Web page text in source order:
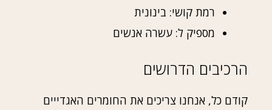
רמת קושי: בינונית
מספיק ל: עשרה אנשים
הרכיבים הדרושים
קודם כל, אנחנו צריכים את החומרים האגדייים